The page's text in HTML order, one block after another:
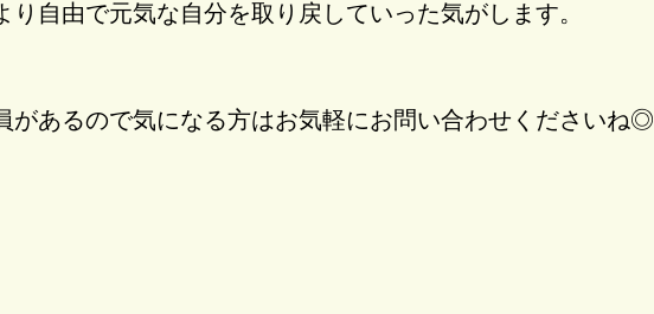
自由で元気な自分を取り戻していった気がします。
あるので気になる方はお気軽にお問い合わせくださいね◎